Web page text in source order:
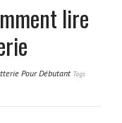
lire
Pour Débutant Tags